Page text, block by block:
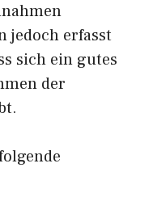
jedoch erfasst
sich ein gutes
der